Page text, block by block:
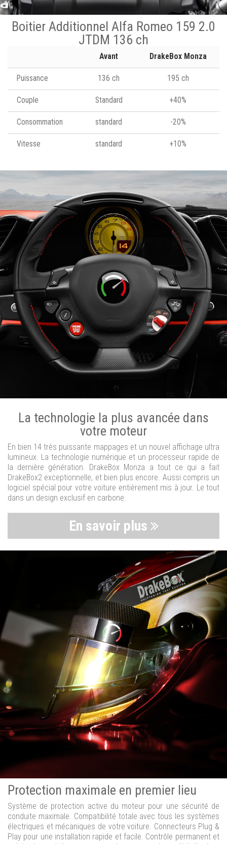
Boitier Additionnel Alfa Romeo 159 2.0
JTDM 136 ch
Avant DrakeBox Monza
Puissance 136 ch 195 ch
Couple Standard +40%
Consommation standard -20%
Vitesse standard +10%
La technologie la plus avancée dans
votre moteur
En bien 14 très puissante mappages et un nouvel affichage ultra
lumineux. La technologie numérique et un processeur rapide de
la dernière génération. DrakeBox Monza a tout ce qui a fait
DrakeBox2 exceptionnelle, et bien plus encore. Aussi compris un
logiciel spécial pour votre voiture entièrement mis à jour. Le tout
dans un design exclusif en carbone.
En savoir plus
Protection maximale en premier lieu
Système de protection active du moteur pour une sécurité de
conduite maximale. Compatibilité totale avec tous les systèmes
électriques et mécaniques de votre voiture. Connecteurs Plug &
Play pour une installation rapide et facile. Contrôle permanent et